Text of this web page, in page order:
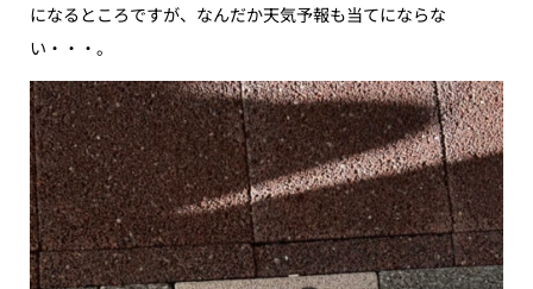
になるところですが、なんだか天気予報も当てにならな
い・・・。